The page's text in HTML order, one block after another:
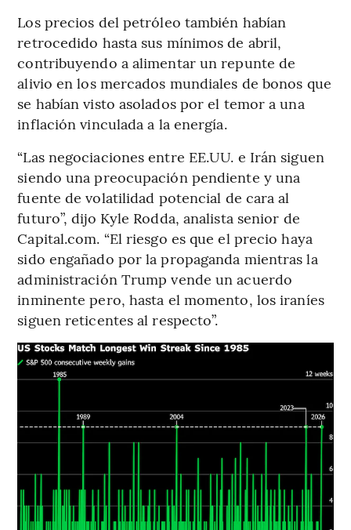
Los precios del petróleo también habían
retrocedido hasta sus mínimos de abril,
contribuyendo a alimentar un repunte de
alivio en los mercados mundiales de bonos que
se habían visto asolados por el temor a una
inflación vinculada a la energía.
“Las negociaciones entre EE.UU. e Irán siguen
siendo una preocupación pendiente y una
fuente de volatilidad potencial de cara al
futuro”, dijo Kyle Rodda, analista senior de
Capital.com. “El riesgo es que el precio haya
sido engañado por la propaganda mientras la
administración Trump vende un acuerdo
inminente pero, hasta el momento, los iraníes
siguen reticentes al respecto”.